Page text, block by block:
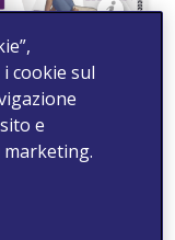
erettile -
cookie sul
e